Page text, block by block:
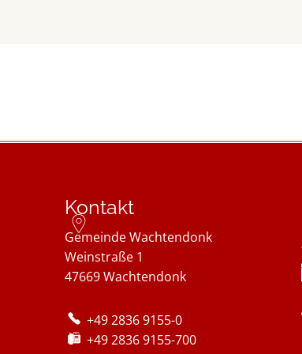
Kontakt
Gemeinde Wachtendonk
Weinstraße 1
47669Wachtendonk
+49 2836 9155-0
+49 2836 9155-700